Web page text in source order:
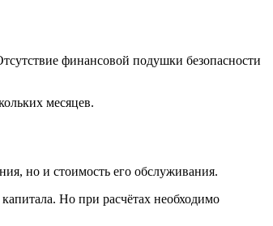
финансовой подушки безопасности
месяцев.
но и стоимость его обслуживания.
Но при расчётах необходимо